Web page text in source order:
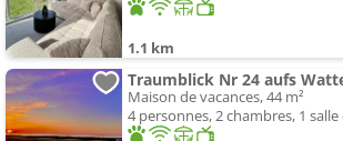
1.1 km
Maison de vacances, 44 m²
4 personnes, 2 chambres, 1